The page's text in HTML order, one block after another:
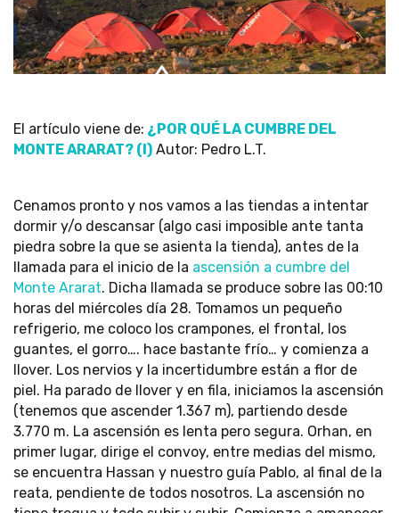
El artículo viene de: ¿POR QUÉ LA CUMBRE DEL
MONTE ARARAT? (I) Autor: Pedro L.T.
Cenamos pronto y nos vamos a las tiendas a intentar
dormir y/o descansar (algo casi imposible ante tanta
piedra sobre la que se asienta la tienda), antes de la
llamada para el inicio de la ascensión a cumbre del
Monte Ararat. Dicha llamada se produce sobre las 00:10
horas del miércoles día 28. Tomamos un pequeño
refrigerio, me coloco los crampones, el frontal, los
guantes, el gorro…. hace bastante frío… y comienza a
llover. Los nervios y la incertidumbre están a flor de
piel. Ha parado de llover y en fila, iniciamos la ascensión
(tenemos que ascender 1.367 m), partiendo desde
3.770 m. La ascensión es lenta pero segura. Orhan, en
primer lugar, dirige el convoy, entre medias del mismo,
se encuentra Hassan y nuestro guía Pablo, al final de la
reata, pendiente de todos nosotros. La ascensión no